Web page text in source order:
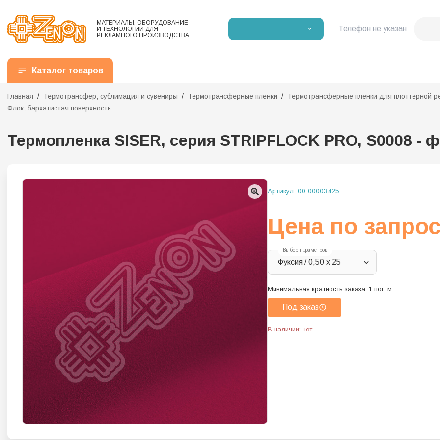
МАТЕРИАЛЫ, ОБОРУДОВАНИЕ
И ТЕХНОЛОГИИ ДЛЯ
РЕКЛАМНОГО ПРОИЗВОДСТВА
Телефон не указан
Каталог товаров
Главная Термотрансфер, сублимация и сувениры Термотрансферные пленки
Термотрансферные пленки для плоттерной
Флок, бархатистая поверхность
Термопленка SISER, серия STRIPFLOCK PRO, S0008 -
Артикул: 00-00003425
Цена по
Выбор параметров
Фуксия / 0,50 х 25
Минимальная кратность заказа: 1 пог. м
Под заказ
В наличии: нет